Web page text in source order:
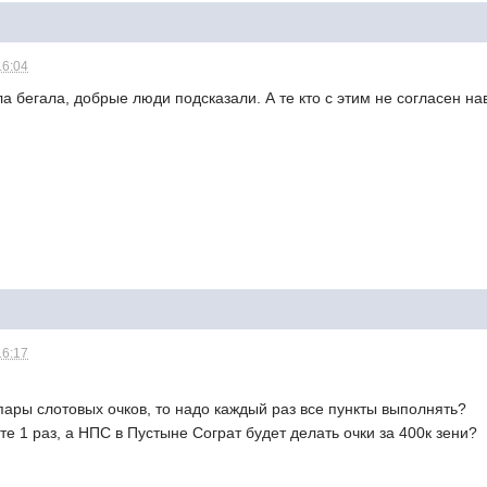
бегала, добрые люди подсказали. А те кто с этим не согласен
слотовых очков, то надо каждый раз все пункты выполнять?
1 раз, а НПС в Пустыне Сограт будет делать очки за 400к зени?